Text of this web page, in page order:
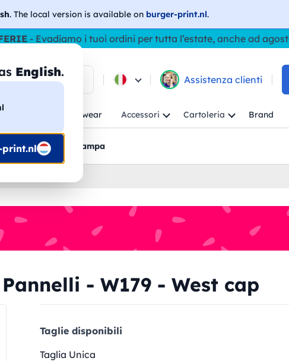
. The local version is available on burger-print.nl.
English.
print.nl
- Evadiamo i tuoi ordini per tutta l’estate, anche ad
tra i prodotti Assistenza clienti
Workwear Accessori Cartoleria Brand
Bozzetti pre-stampa
- W179 - West cap
Taglie disponibili
Taglia Unica